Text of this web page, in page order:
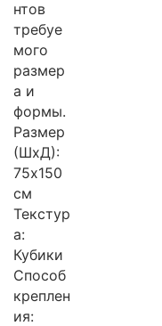
нтов
требуе
мого
размер
а и
формы.
Размер
(ШхД):
75х150
см
Текстур
а:
Кубики
Способ
креплен
ия: